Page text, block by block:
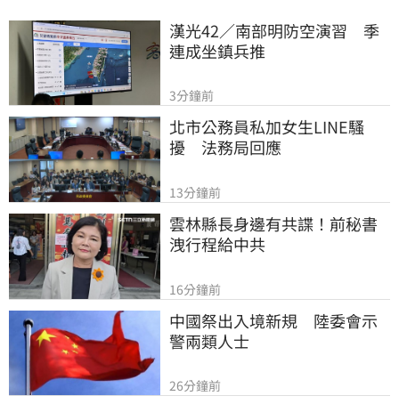
漢光42／南部明防空演習　季
連成坐鎮兵推
3分鐘前
北市公務員私加女生LINE騷
擾　法務局回應
13分鐘前
雲林縣長身邊有共諜！前秘書
洩行程給中共
16分鐘前
中國祭出入境新規　陸委會示
警兩類人士
26分鐘前